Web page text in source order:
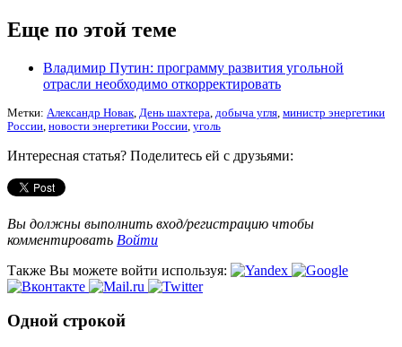
Еще по этой теме
Владимир Путин: программу развития угольной
отрасли необходимо откорректировать
Метки: Александр Новак День шахтера добыча угля министр энергетики
России новости энергетики России уголь
Интересная статья? Поделитесь ей с друзьями:
Вы должны выполнить вход/регистрацию чтобы
комментировать Войти
Также Вы можете войти используя:
Одной строкой